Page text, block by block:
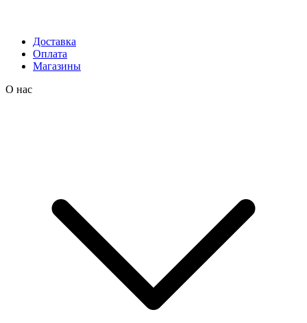
Доставка
Оплата
Магазины
О нас